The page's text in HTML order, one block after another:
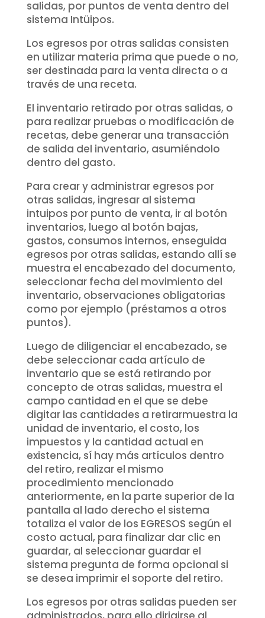
salidas, por puntos de venta dentro del
sistema Intüipos.
Los egresos por otras salidas consisten
en utilizar materia prima que puede o no,
ser destinada para la venta directa o a
través de una receta.
El inventario retirado por otras salidas, o
para realizar pruebas o modificación de
recetas, debe generar una transacción
de salida del inventario, asumiéndolo
dentro del gasto.
Para crear y administrar egresos por
otras salidas, ingresar al sistema
intuipos por punto de venta, ir al botón
inventarios, luego al botón bajas,
gastos, consumos internos, enseguida
egresos por otras salidas, estando allí se
muestra el encabezado del documento,
seleccionar fecha del movimiento del
inventario, observaciones obligatorias
como por ejemplo (préstamos a otros
puntos).
Luego de diligenciar el encabezado, se
debe seleccionar cada artículo de
inventario que se está retirando por
concepto de otras salidas, muestra el
campo cantidad en el que se debe
digitar las cantidades a retirarmuestra la
unidad de inventario, el costo, los
impuestos y la cantidad actual en
existencia, sí hay más artículos dentro
del retiro, realizar el mismo
procedimiento mencionado
anteriormente, en la parte superior de la
pantalla al lado derecho el sistema
totaliza el valor de los EGRESOS según el
costo actual, para finalizar dar clic en
guardar, al seleccionar guardar el
sistema pregunta de forma opcional si
se desea imprimir el soporte del retiro.
Los egresos por otras salidas pueden ser